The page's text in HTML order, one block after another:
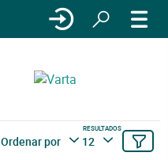
Ordenar por
RESULTADOS
12